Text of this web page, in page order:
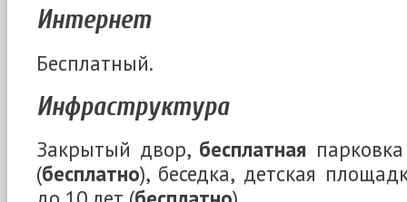
Интернет
Бесплатный.
Инфраструктура
Закрытый двор, бесплатная
(бесплатно), беседка, детская